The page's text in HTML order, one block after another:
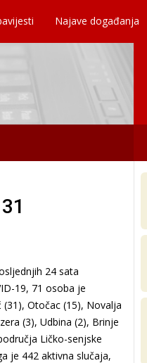
Najave događanja
24 sata
19, 71 osoba je
Otočac (15), Novalja
(3), Udbina (2), Brinje
Ličko-senjske
je 442 aktivna slučaja,